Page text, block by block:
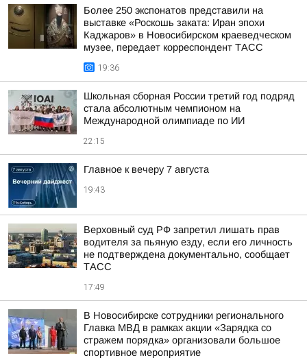
Более 250 экспонатов представили на
выставке «Роскошь заката: Иран эпохи
Каджаров» в Новосибирском краеведческом
музее, передает корреспондент ТАСС
19:36
Школьная сборная России третий год подряд
стала абсолютным чемпионом на
Международной олимпиаде по ИИ
22:15
Главное к вечеру 7 августа
19:43
Верховный суд РФ запретил лишать прав
водителя за пьяную езду, если его личность
не подтверждена документально, сообщает
ТАСС
17:49
В Новосибирске сотрудники регионального
Главка МВД в рамках акции «Зарядка со
стражем порядка» организовали большое
спортивное мероприятие